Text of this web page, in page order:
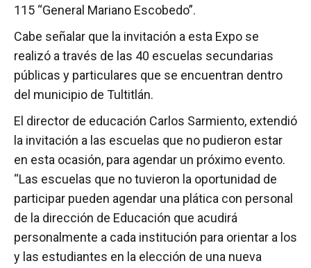
115 “General Mariano Escobedo”.
Cabe señalar que la invitación a esta Expo se
realizó a través de las 40 escuelas secundarias
públicas y particulares que se encuentran dentro
del municipio de Tultitlán.
El director de educación Carlos Sarmiento, extendió
la invitación a las escuelas que no pudieron estar
en esta ocasión, para agendar un próximo evento.
“Las escuelas que no tuvieron la oportunidad de
participar pueden agendar una plática con personal
de la dirección de Educación que acudirá
personalmente a cada institución para orientar a los
y las estudiantes en la elección de una nueva